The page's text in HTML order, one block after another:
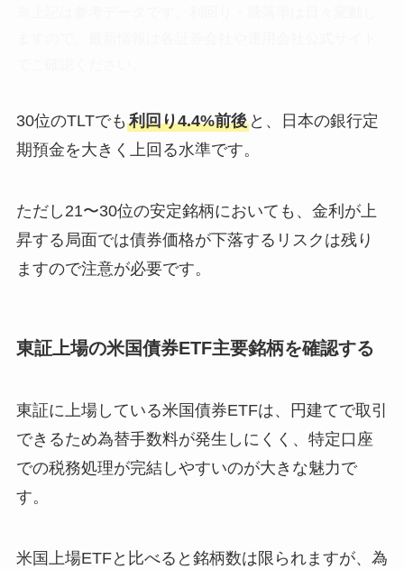
30位のTLTでも 利回り4.4%前後と、日本の銀行定
期預金を大きく上回る水準です。
ただし21〜30位の安定銘柄においても、金利が上
昇する局面では債券価格が下落するリスクは残り
ますので注意が必要です。
東証上場の米国債券ETF主要銘柄を確認する
東証に上場している米国債券ETFは、円建てで取引
できるため為替手数料が発生しにくく、特定口座
での税務処理が完結しやすいのが大きな魅力で
す。
米国上場ETFと比べると銘柄数は限られますが、為